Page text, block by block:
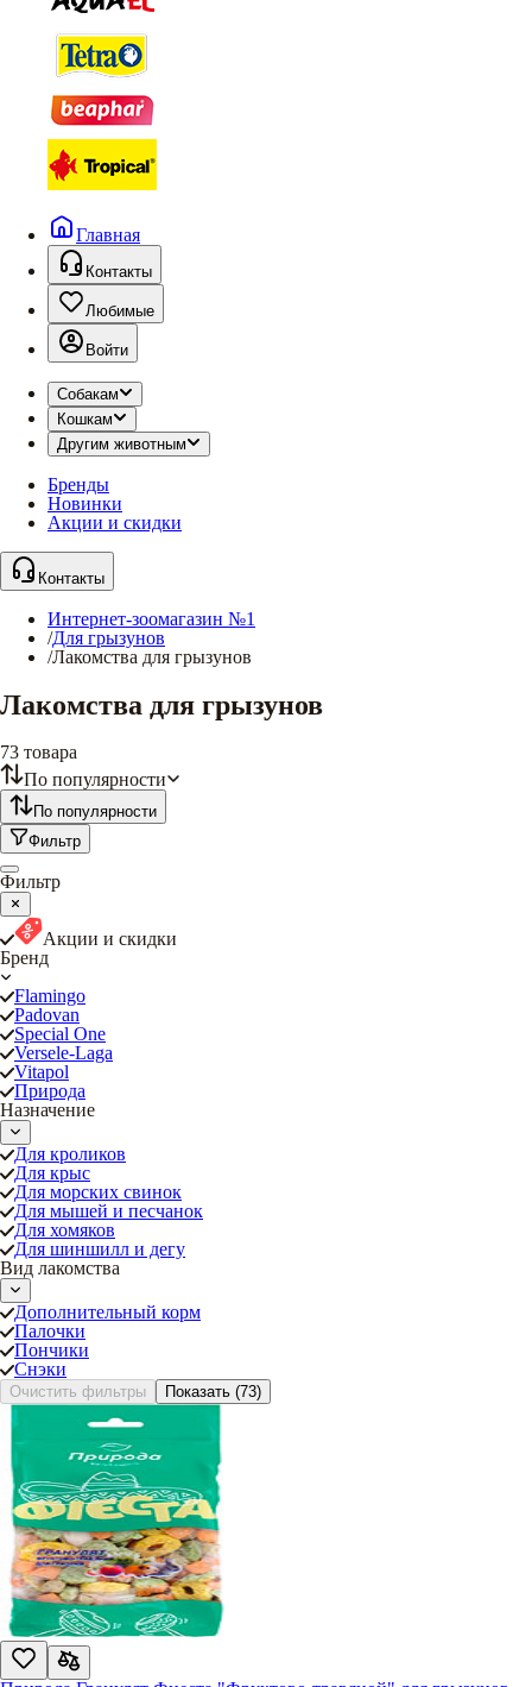
Главная
Контакты
Любимые
Войти
Собакам
Кошкам
Другим животным
Бренды
Новинки
Акции и скидки
Контакты
Интернет-зоомагазин №1
/Для грызунов
/Лакомства для грызунов
Лакомства для грызунов
73 товара
По популярности
По популярности
Фильтр
Фильтр
Акции и скидки
Бренд
Flamingo
Padovan
Special One
Versele-Laga
Vitapol
Природа
Назначение
Для кроликов
Для крыс
Для морских свинок
Для мышей и песчанок
Для хомяков
Для шиншилл и дегу
Вид лакомства
Дополнительный корм
Палочки
Пончики
Снэки
Очистить фильтры Показать (73)